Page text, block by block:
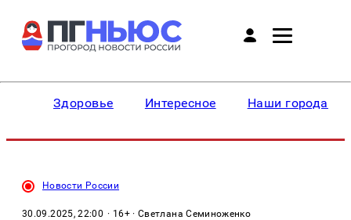
Здоровье Интересное Наши города
Новости России
30.09.2025, 22:00 · 16+ · Светлана Семиноженко